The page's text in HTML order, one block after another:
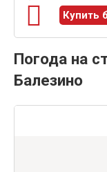
Купить
Погода на
Балезино